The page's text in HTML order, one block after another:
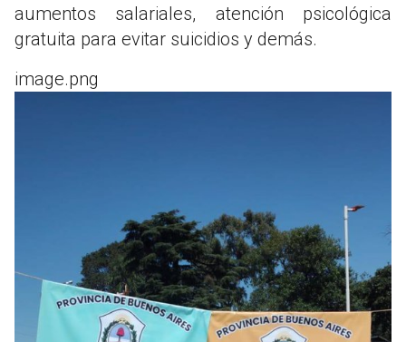
aumentos salariales, atención psicológica
gratuita para evitar suicidios y demás.
image.png